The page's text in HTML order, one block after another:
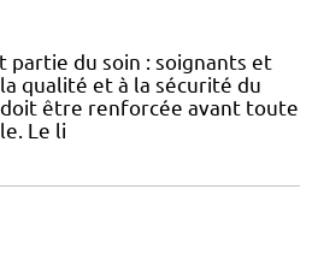
partie du soin : soignants et
qualité et à la sécurité du
doit être renforcée avant toute
Le li